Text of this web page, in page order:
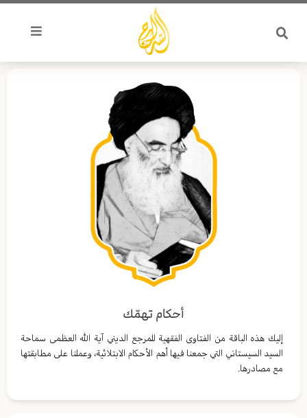
تخطي
المحتوى
أحكام تهمّك
إليك هذه الباقة من الفتاوى الفقهية للمرجع الديني آية الله العظمى سماحة
السيد السيستاني التي جمعنا فيها أهم الأحكام الابتلائية، وعملنا على مطابقتها
مع مصادرها.